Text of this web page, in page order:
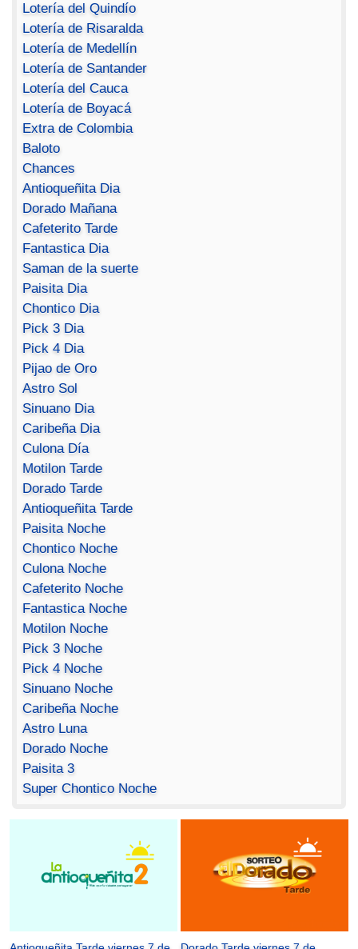
Lotería del Quindío
Lotería de Risaralda
Lotería de Medellín
Lotería de Santander
Lotería del Cauca
Lotería de Boyacá
Extra de Colombia
Baloto
Chances
Antioqueñita Dia
Dorado Mañana
Cafeterito Tarde
Fantastica Dia
Saman de la suerte
Paisita Dia
Chontico Dia
Pick 3 Dia
Pick 4 Dia
Pijao de Oro
Astro Sol
Sinuano Dia
Caribeña Dia
Culona Día
Motilon Tarde
Dorado Tarde
Antioqueñita Tarde
Paisita Noche
Chontico Noche
Culona Noche
Cafeterito Noche
Fantastica Noche
Motilon Noche
Pick 3 Noche
Pick 4 Noche
Sinuano Noche
Caribeña Noche
Astro Luna
Dorado Noche
Paisita 3
Super Chontico Noche